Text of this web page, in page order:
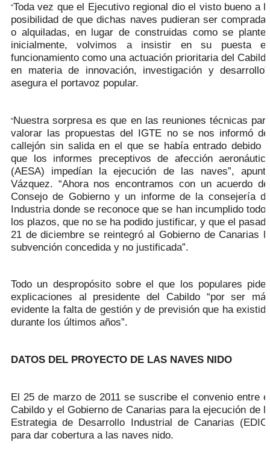
“Toda vez que el Ejecutivo regional dio el visto bueno a
posibilidad de que dichas naves pudieran ser
o alquiladas, en lugar de construidas como se
inicialmente, volvimos a insistir en su puesta
funcionamiento como una actuación prioritaria del
en materia de innovación, investigación y
asegura el portavoz popular.
“Nuestra sorpresa es que en las reuniones técnicas
valorar las propuestas del IGTE no se nos informó
callejón sin salida en el que se había entrado debido
que los informes preceptivos de afección
(AESA) impedían la ejecución de las naves”,
Vázquez. “Ahora nos encontramos con un acuerdo
Consejo de Gobierno y un informe de la consejería
Industria donde se reconoce que se han incumplido
los plazos, que no se ha podido justificar, y que el
21 de diciembre se reintegró al Gobierno de Canarias
subvención concedida y no justificada”.
Todo un despropósito sobre el que los populares
explicaciones al presidente del Cabildo “por ser
evidente la falta de gestión y de previsión que ha
durante los últimos años”.
DATOS DEL PROYECTO DE LAS NAVES NIDO
El 25 de marzo de 2011 se suscribe el convenio entre
Cabildo y el Gobierno de Canarias para la ejecución de
Estrategia de Desarrollo Industrial de Canarias
para dar cobertura a las naves nido.